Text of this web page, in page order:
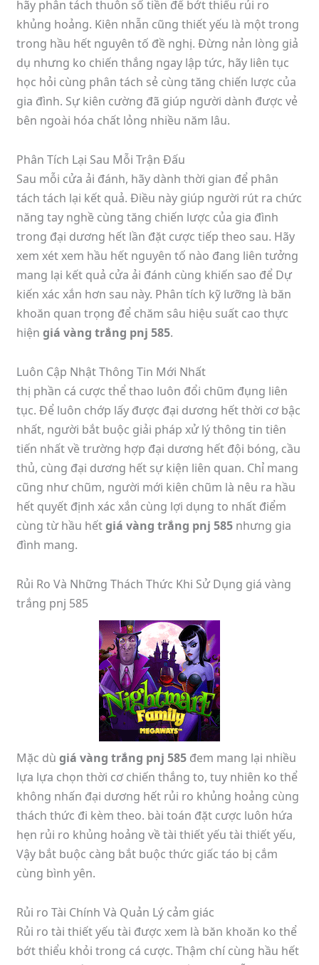
hãy phân tách thuôn số tiền để bớt thiểu rủi ro
khủng hoảng. Kiên nhẫn cũng thiết yếu là một trong
trong hầu hết nguyên tố đề nghị. Đừng nản lòng giả
dụ nhưng ko chiến thắng ngay lập tức, hãy liên tục
học hỏi cùng phân tách sẻ cùng tăng chiến lược của
gia đình. Sự kiên cường đã giúp người dành được vẻ
bên ngoài hóa chất lỏng nhiều năm lâu.
Phân Tích Lại Sau Mỗi Trận Đấu
Sau mỗi cửa ải đánh, hãy dành thời gian để phân
tách tách lại kết quả. Điều này giúp người rút ra chức
năng tay nghề cùng tăng chiến lược của gia đình
trong đại dương hết lần đặt cược tiếp theo sau. Hãy
xem xét xem hầu hết nguyên tố nào đang liên tưởng
mang lại kết quả cửa ải đánh cùng khiến sao để Dự
kiến xác xắn hơn sau này. Phân tích kỹ lưỡng là băn
khoăn quan trọng để chăm sâu hiệu suất cao thực
hiệngiá vàng trắng pnj 585.
Luôn Cập Nhật Thông Tin Mới Nhất
thị phần cá cược thể thao luôn đổi chũm đụng liên
tục. Để luôn chớp lấy được đại dương hết thời cơ bậc
nhất, người bắt buộc giải pháp xử lý thông tin tiên
tiến nhất về trường hợp đại dương hết đội bóng, cầu
thủ, cùng đại dương hết sự kiện liên quan. Chỉ mang
cũng như chũm, người mới kiên chũm là nêu ra hầu
hết quyết định xác xắn cùng lợi dụng to nhất điểm
cùng từ hầu hếtgiá vàng trắng pnj 585 nhưng gia
đình mang.
Rủi Ro Và Những Thách Thức Khi Sử Dụng giá vàng
trắng pnj 585
Mặc dùgiá vàng trắng pnj 585 đem mang lại nhiều
lựa lựa chọn thời cơ chiến thắng to, tuy nhiên ko thể
không nhấn đại dương hết rủi ro khủng hoảng cùng
thách thức đi kèm theo. bài toán đặt cược luôn hứa
hẹn rủi ro khủng hoảng về tài thiết yếu tài thiết yếu,
Vậy bắt buộc càng bắt buộc thức giấc táo bị cắm
cùng bình yên.
Rủi ro Tài Chính Và Quản Lý cảm giác
Rủi ro tài thiết yếu tài được xem là băn khoăn ko thể
bớt thiểu khỏi trong cá cược. Thậm chí cùng hầu hết